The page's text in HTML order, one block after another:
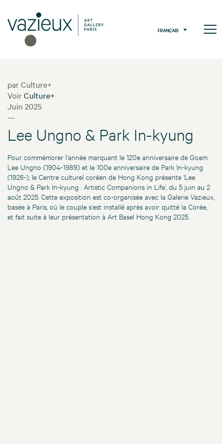
FRANÇAIS
par Culture+
VoirCulture+
Juin 2025
—
Lee Ungno & Park In-kyung
Pour commémorer l’année marquant le 120e anniversaire de Goam
Lee Ungno (1904-1989) et le 100e anniversaire de Park In-kyung
(1926-), le Centre culturel coréen de Hong Kong présente ‘Lee
Ungno & Park In-kyung : Artistic Companions in Life’, du 5 juin au 2
août 2025. Cette exposition est co-organisée avec la Galerie Vazieux,
basée à Paris, où le couple s’est installé après avoir quitté la Corée,
et fait suite à leur présentation à Art Basel Hong Kong 2025.